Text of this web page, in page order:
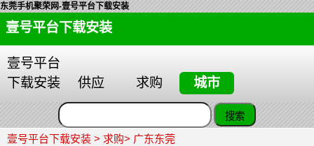
东莞手机聚荣网-壹号平台下载安装
壹号平台下载安装
壹号平台
下载安装
供应 求购 城市
壹号平台下载安装> 求购> 广东东莞